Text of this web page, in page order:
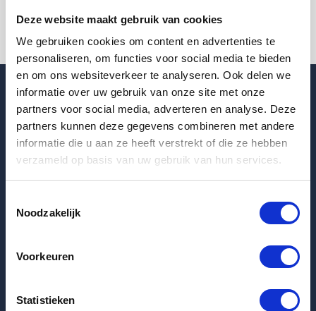
Deze website maakt gebruik van cookies
We gebruiken cookies om content en advertenties te
personaliseren, om functies voor social media te bieden
en om ons websiteverkeer te analyseren. Ook delen we
informatie over uw gebruik van onze site met onze
partners voor social media, adverteren en analyse. Deze
partners kunnen deze gegevens combineren met andere
informatie die u aan ze heeft verstrekt of die ze hebben
verzameld op basis van uw gebruik van hun services.
Noodzakelijk
Voorkeuren
Statistieken
Blogpost
Huurtips: Succesvol op zoek naar een nieuwe huurwoning
Laatste huurwoningen
Appartement Amundsenlaan in Eindhoven